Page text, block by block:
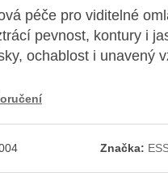
péče pro viditelné
pevnost, kontury i
ochablost i unavený
Značka: